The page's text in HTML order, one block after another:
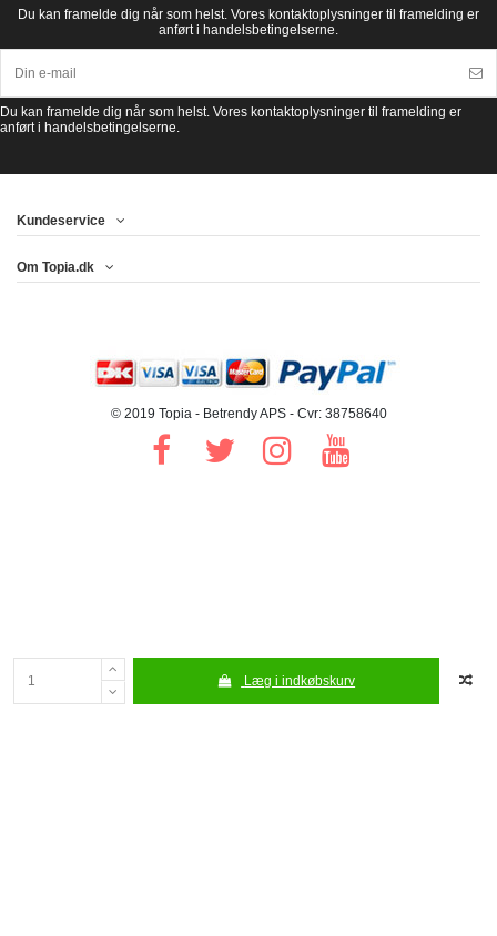
Læg i indkøbskurv
Du kan framelde dig når som helst. Vores kontaktoplysninger til framelding er
anført i handelsbetingelserne.
Du kan framelde dig når som helst. Vores kontaktoplysninger til framelding er
anført i handelsbetingelserne.
Kundeservice
Om Topia.dk
© 2019 Topia - Betrendy APS - Cvr: 38758640